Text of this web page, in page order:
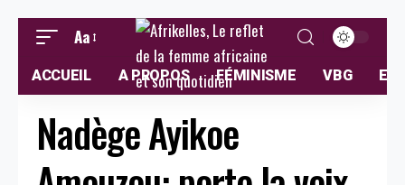
Aa
ACCUEIL A PROPOS FÉMINISME VBG
Nadège Ayikoe